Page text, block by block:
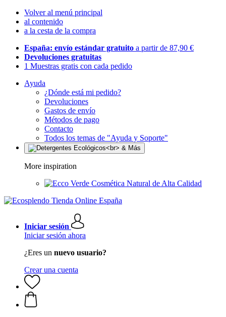
Volver al menú principal
al contenido
a la cesta de la compra
España: envío estándar gratuito a partir de 87,90 €
Devoluciones gratuitas
1 Muestras gratis con cada pedido
Ayuda
¿Dónde está mi pedido?
Devoluciones
Gastos de envío
Métodos de pago
Contacto
Todos los temas de "Ayuda y Soporte"
More inspiration
Cosmética Natural de Alta Calidad
Iniciar sesión
Iniciar sesión ahora
¿Eres un nuevo usuario?
Crear una cuenta